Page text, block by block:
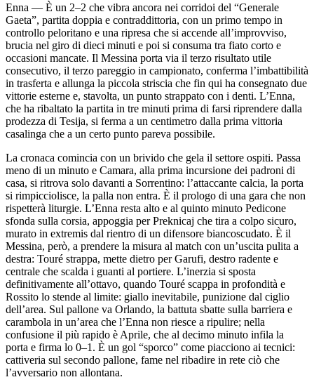
Enna — È un 2–2 che vibra ancora nei corridoi del “Generale
Gaeta”, partita doppia e contraddittoria, con un primo tempo in
controllo peloritano e una ripresa che si accende all’improvviso,
brucia nel giro di dieci minuti e poi si consuma tra fiato corto e
occasioni mancate. Il Messina porta via il terzo risultato utile
consecutivo, il terzo pareggio in campionato, conferma l’imbattibilità
in trasferta e allunga la piccola striscia che fin qui ha consegnato due
vittorie esterne e, stavolta, un punto strappato con i denti. L’Enna,
che ha ribaltato la partita in tre minuti prima di farsi riprendere dalla
prodezza di Tesija, si ferma a un centimetro dalla prima vittoria
casalinga che a un certo punto pareva possibile.
La cronaca comincia con un brivido che gela il settore ospiti. Passa
meno di un minuto e Camara, alla prima incursione dei padroni di
casa, si ritrova solo davanti a Sorrentino: l’attaccante calcia, la porta
si rimpicciolisce, la palla non entra. È il prologo di una gara che non
rispetterà liturgie. L’Enna resta alto e al quinto minuto Pedicone
sfonda sulla corsia, appoggia per Preknicaj che tira a colpo sicuro,
murato in extremis dal rientro di un difensore biancoscudato. È il
Messina, però, a prendere la misura al match con un’uscita pulita a
destra: Touré strappa, mette dietro per Garufi, destro radente e
centrale che scalda i guanti al portiere. L’inerzia si sposta
definitivamente all’ottavo, quando Touré scappa in profondità e
Rossito lo stende al limite: giallo inevitabile, punizione dal ciglio
dell’area. Sul pallone va Orlando, la battuta sbatte sulla barriera e
carambola in un’area che l’Enna non riesce a ripulire; nella
confusione il più rapido è Aprile, che al decimo minuto infila la
porta e firma lo 0–1. È un gol “sporco” come piacciono ai tecnici:
cattiveria sul secondo pallone, fame nel ribadire in rete ciò che
l’avversario non allontana.